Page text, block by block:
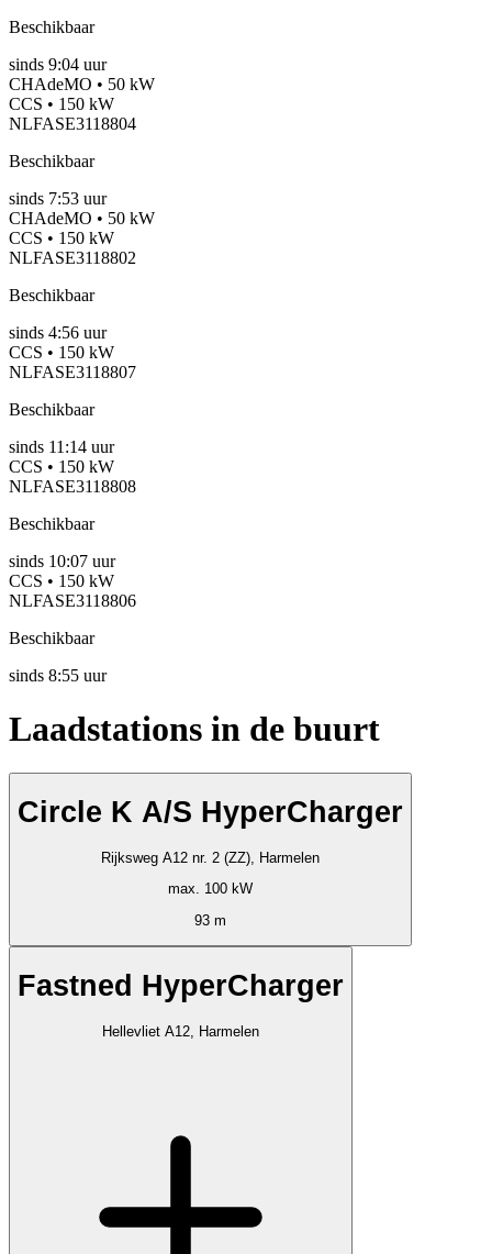
Beschikbaar
sinds 9:04 uur
CHAdeMO • 50 kW
CCS • 150 kW
NLFASE3118804
Beschikbaar
sinds 7:53 uur
CHAdeMO • 50 kW
CCS • 150 kW
NLFASE3118802
Beschikbaar
sinds 4:56 uur
CCS • 150 kW
NLFASE3118807
Beschikbaar
sinds 11:14 uur
CCS • 150 kW
NLFASE3118808
Beschikbaar
sinds 10:07 uur
CCS • 150 kW
NLFASE3118806
Beschikbaar
sinds 8:55 uur
Laadstations in de buurt
Circle K A/S HyperCharger
Rijksweg A12 nr. 2 (ZZ), Harmelen
max. 100 kW
93 m
Fastned HyperCharger
Hellevliet A12, Harmelen